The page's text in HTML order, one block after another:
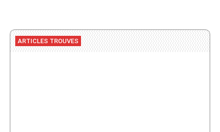
ARTICLES TROUVES